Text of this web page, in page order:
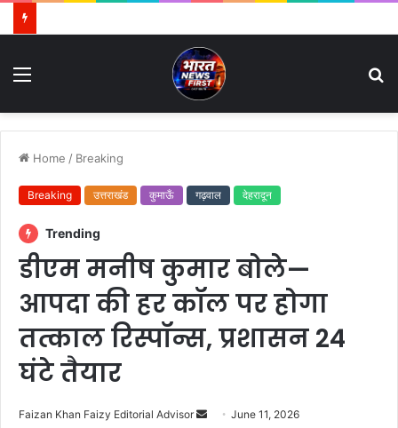
Home / Breaking
Breaking उत्तराखंड कुमाऊँ गढ़वाल देहरादून
Trending
डीएम मनीष कुमार बोले—
आपदा की हर कॉल पर होगा
तत्काल रिस्पॉन्स, प्रशासन 24
घंटे तैयार
Faizan Khan Faizy Editorial Advisor June 11, 2026